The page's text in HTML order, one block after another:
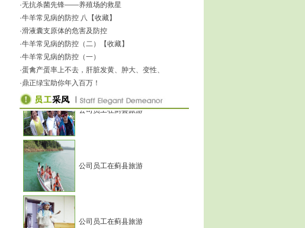
·无抗杀菌先锋——养殖场的救星
·牛羊常见病的防控 八【收藏】
·滑液囊支原体的危害及防控
·牛羊常见病的防控（二）【收藏】
·牛羊常见病的防控（一）
·蛋禽产蛋率上不去，肝脏发黄、肿大、变性、
·鼎正绿宝助你年入百万！
公司员工在蓟县旅游
公司员工在蓟县旅游
公司员工在蓟县旅游
公司员工在蓟县旅游